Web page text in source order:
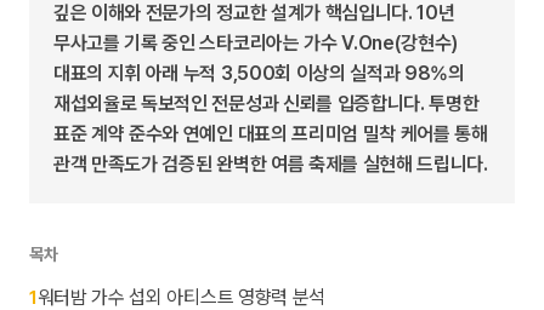
깊은 이해와 전문가의 정교한 설계가 핵심입니다. 10년
무사고를 기록 중인 스타코리아는 가수 V.One(강현수)
대표의 지휘 아래 누적 3,500회 이상의 실적과 98%의
재섭외율로 독보적인 전문성과 신뢰를 입증합니다. 투명한
표준 계약 준수와 연예인 대표의 프리미엄 밀착 케어를 통해
관객 만족도가 검증된 완벽한 여름 축제를 실현해 드립니다.
목차
1 워터밤 가수 섭외 아티스트 영향력 분석